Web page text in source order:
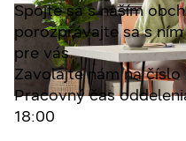
Spojte sa s naším
porozprávajte sa s
pre vás.
Zavolajte nám na
Pracovný čas
18:00